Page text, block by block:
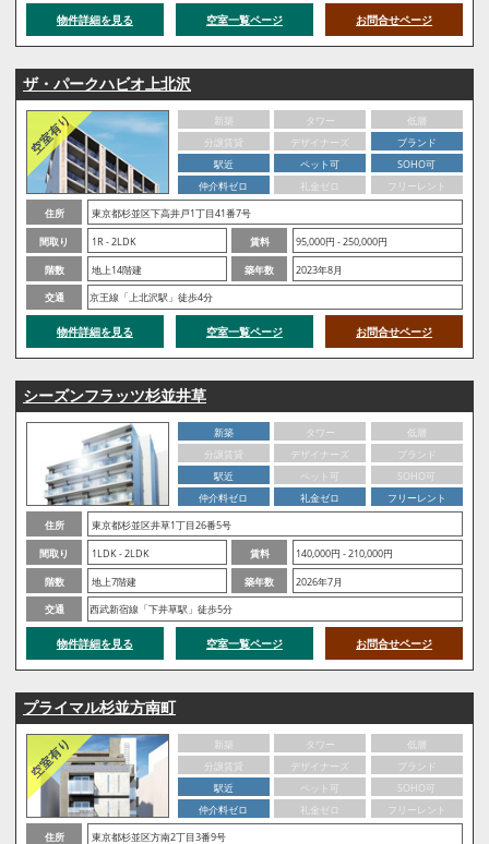
物件詳細を見る 空室一覧ページ お問合せページ
ザ・パークハビオ上北沢
新築 タワー
低層
分譲賃貸
デザイナーズ
ブランド
駅近
ペット可
SOHO可
仲介料ゼロ
礼金ゼロ
フリーレント
住所
東京都杉並区下高井戸1丁目41番7号
間取り
1R - 2LDK 賃料
95,000円 - 250,000円
階数
地上14階建 築年数
2023年8月
交通
京王線「上北沢駅」徒歩4分
物件詳細を見る 空室一覧ページ お問合せページ
シーズンフラッツ杉並井草
新築 タワー
低層
分譲賃貸
デザイナーズ
ブランド
駅近
ペット可
SOHO可
仲介料ゼロ
礼金ゼロ
フリーレント
住所
東京都杉並区井草1丁目26番5号
間取り
1LDK - 2LDK 賃料
140,000円 - 210,000円
階数
地上7階建 築年数
2026年7月
交通
西武新宿線「下井草駅」徒歩5分
物件詳細を見る 空室一覧ページ お問合せページ
プライマル杉並方南町
新築 タワー
低層
分譲賃貸
デザイナーズ
ブランド
駅近
ペット可
SOHO可
仲介料ゼロ
礼金ゼロ
フリーレント
住所
東京都杉並区方南2丁目3番9号